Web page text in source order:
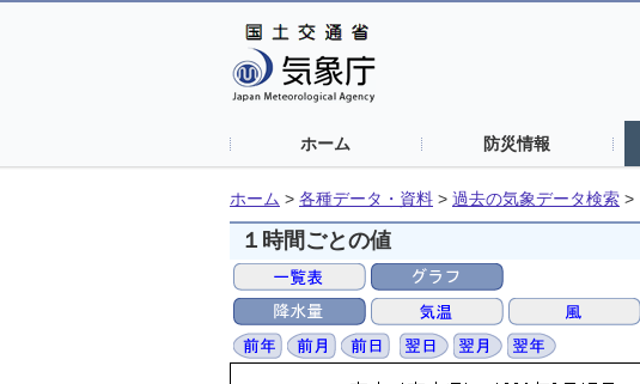
ホーム 防災情報
ホーム > 各種データ・資料 > 過去の気象データ検索 >
１時間ごとの値